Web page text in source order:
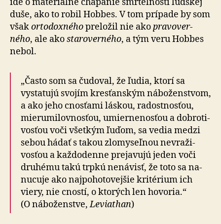
duše, ako to robil Hobbes. V tom prípade by som
všakorto­dox­néhopre­lo­žil nie akopra­vo­ver­
ného, ale akosta­ro­ver­ného, a tým veru Hobbes
nebol.
„Často som sa čudoval, že ľudia, ktorí sa
vystatujú svojím kres­ťan­ským ná­bo­žen­stvom,
a ako jeho cnosťami láskou, radostnosťou,
mie­ru­mi­lov­nosťou, umier­ne­nosťou a dobro­ti­
vosťou voči všetkým ľuďom, sa vedia medzi
sebou hádať s takou zlo­my­seľnou nevra­ži­
vosťou a kaž­do­denne pre­ja­vujú jeden voči
druhému takú trpkú ne­ná­visť, že toto sa na­
nu­cuje ako naj­po­ho­to­vejšie kritérium ich
viery, nie cností, o kto­rých len hovoria.“
(O ná­bo­ženstve,Leviathan)